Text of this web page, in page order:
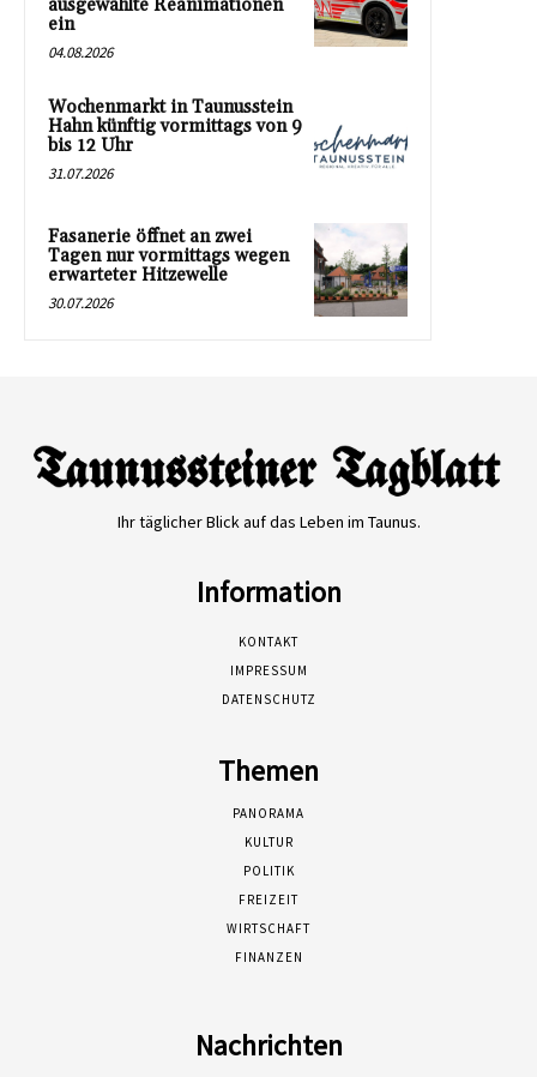
ausgewählte Reanimationen
ein
04.08.2026
Wochenmarkt in Taunusstein
Hahn künftig vormittags von 9
bis 12 Uhr
31.07.2026
Fasanerie öffnet an zwei
Tagen nur vormittags wegen
erwarteter Hitzewelle
30.07.2026
Ihr täglicher Blick auf das Leben im Taunus.
Information
KONTAKT
IMPRESSUM
DATENSCHUTZ
Themen
PANORAMA
KULTUR
POLITIK
FREIZEIT
WIRTSCHAFT
FINANZEN
Nachrichten